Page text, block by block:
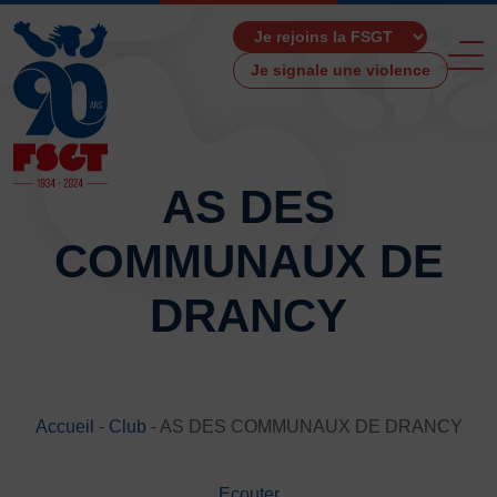
Je signale une violence
ACCUEIL
Présentation
Partenaires
AS DES
COMMUNAUX DE
DRANCY
Accueil - Club - AS DES COMMUNAUX DE DRANCY